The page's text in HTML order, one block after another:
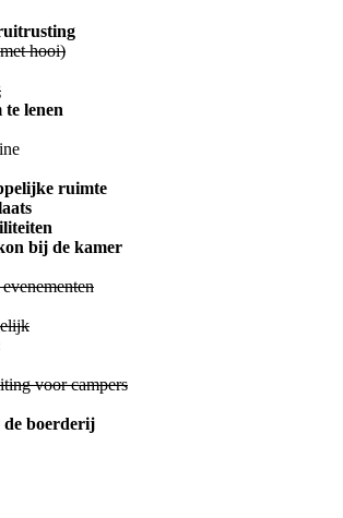
hooi)
te lenen
ruimte
bij de kamer
voor campers
boerderij